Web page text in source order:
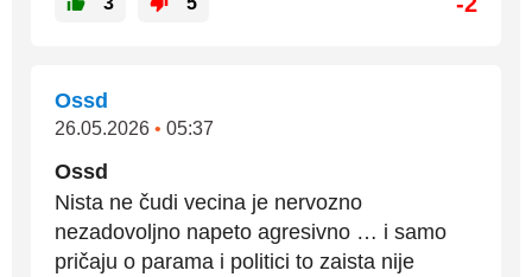
Ossd
26.05.2026 • 05:37
Ossd
Nista ne čudi vecina je nervozno
nezadovoljno napeto agresivno … i samo
pričaju o parama i politici to zaista nije